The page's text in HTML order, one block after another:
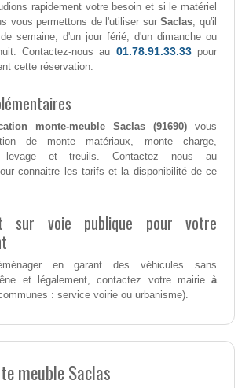
rapidement votre besoin et si le matériel
vous permettons de l'utiliser surSaclas, qu'il
semaine, d'un jour férié, d'un dimanche ou
Contactez-nous au 01.78.91.33.33 pour
cette réservation.
monte-meuble Saclas (91690) vous
de monte matériaux, monte charge,
levage et treuils. Contactez nous au
connaitre les tarifs et la disponibilité de ce
sur voie publique pour votre
en garant des véhicules sans
et légalement, contactez votre mairieà
: service voirie ou urbanisme).
meuble Saclas